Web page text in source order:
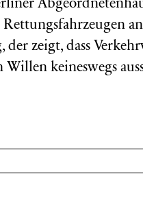
der zeigt, dass
keineswegs